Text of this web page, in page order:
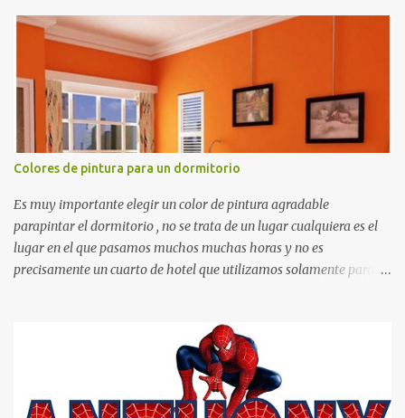
matemáticos, para decorar los cumpleaños de los niños, entre
otras cosas.
Colores de pintura para un dormitorio
Es muy importante elegir un color de pintura agradable
parapintar el dormitorio , no se trata de un lugar cualquiera es el
lugar en el que pasamos muchos muchas horas y no es
precisamente un cuarto de hotel que utilizamos solamente para
cómodo y también para nuestra vista. Te mostramos algunas
sugerencias que pueden brindar la elegancia y estilo que buscas
para tu dormitorio. El color naranja es una buena opción para
recibir esa luz y felicidad que todo ser humano necesita. El color